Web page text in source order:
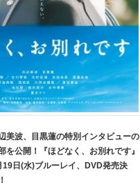
美波、目黒蓮の特別インタビューの
を公開！『ほどなく、お別れです』
19日(水)ブルーレイ、DVD発売決